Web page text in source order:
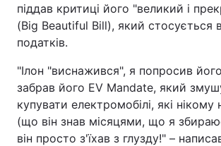
піддав критиці його "великий і
(Big Beautiful Bill), який стосується
податків.
"Ілон "виснажився", я попросив
забрав його EV Mandate, який
купувати електромобілі, які нікому
(що він знав місяцями, що я
він просто з'їхав з глузду!" –